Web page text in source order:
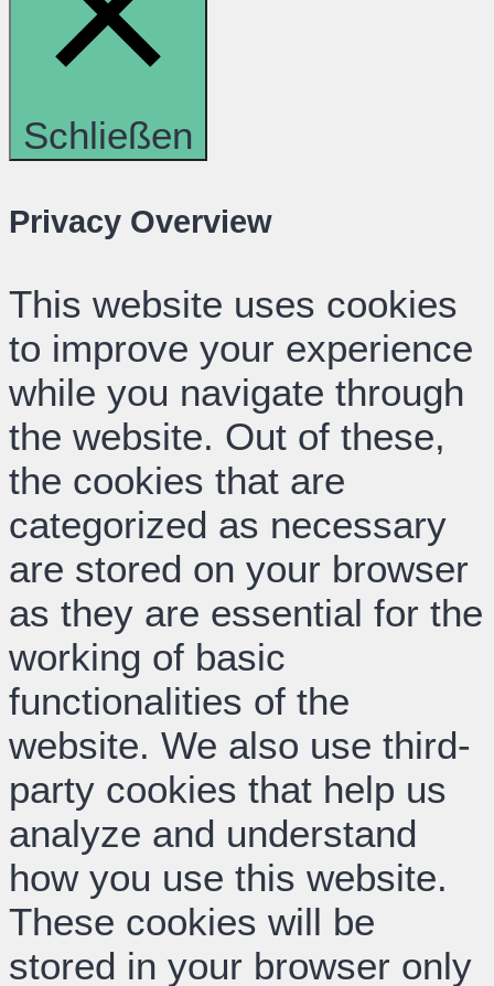
Schließen
Privacy Overview
This website uses cookies
to improve your experience
while you navigate through
the website. Out of these,
the cookies that are
categorized as necessary
are stored on your browser
as they are essential for the
working of basic
functionalities of the
website. We also use third-
party cookies that help us
analyze and understand
how you use this website.
These cookies will be
stored in your browser only